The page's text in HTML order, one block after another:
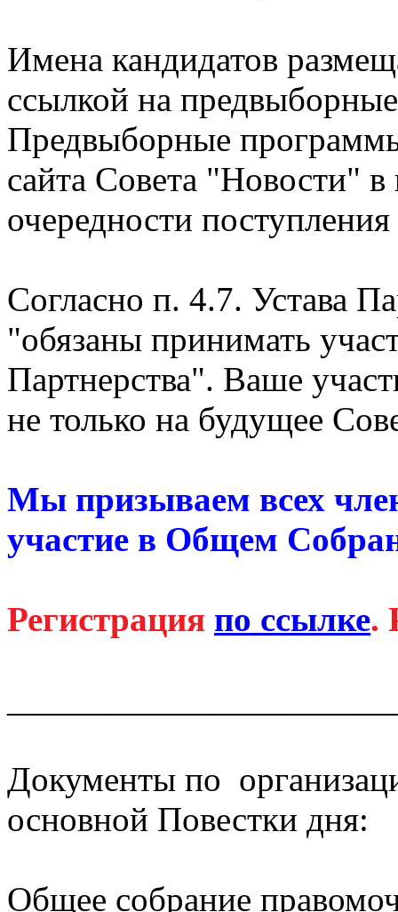
Имена кандидатов
ссылкой на
Предвыборные
сайта Совета "Новости"
очередности
Согласно п. 4.7. Устава
"обязаны принимать
Партнерства". Ваше
не только на будущее
Мы призываем всех
участие в Общем
Регистрация по ссылке.
Документы по
основной Повестки дня:
Общее собрание